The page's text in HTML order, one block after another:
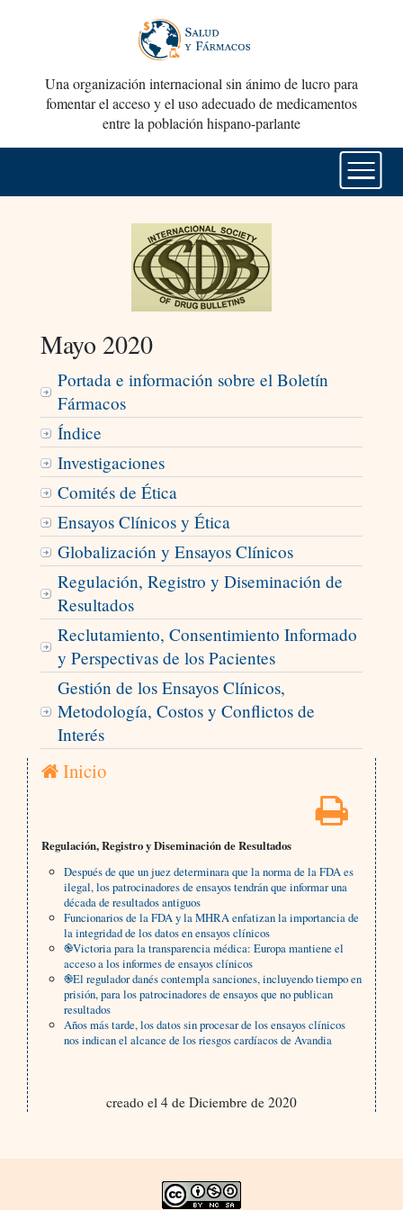
Una organización internacional sin ánimo de lucro para
fomentar el acceso y el uso adecuado de medicamentos
entre la población hispano-parlante
Mayo 2020
Portada e información sobre el Boletín
Fármacos
Índice
Investigaciones
Comités de Ética
Ensayos Clínicos y Ética
Globalización y Ensayos Clínicos
Regulación, Registro y Diseminación de
Resultados
Reclutamiento, Consentimiento Informado
y Perspectivas de los Pacientes
Gestión de los Ensayos Clínicos,
Metodología, Costos y Conflictos de
Interés
Inicio
Regulación, Registro y Diseminación de Resultados
Después de que un juez determinara que la norma de la FDA es
ilegal, los patrocinadores de ensayos tendrán que informar una
década de resultados antiguos
Funcionarios de la FDA y la MHRA enfatizan la importancia de
la integridad de los datos en ensayos clínicos
֎Victoria para la transparencia médica: Europa mantiene el
acceso a los informes de ensayos clínicos
֎El regulador danés contempla sanciones, incluyendo tiempo en
prisión, para los patrocinadores de ensayos que no publican
resultados
Años más tarde, los datos sin procesar de los ensayos clínicos
nos indican el alcance de los riesgos cardíacos de Avandia
creado el 4 de Diciembre de 2020